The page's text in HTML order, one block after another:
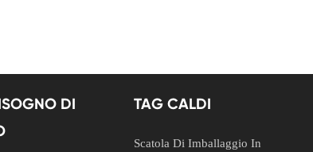
DI
TAG CALDI
Scatola Di Imballaggio In